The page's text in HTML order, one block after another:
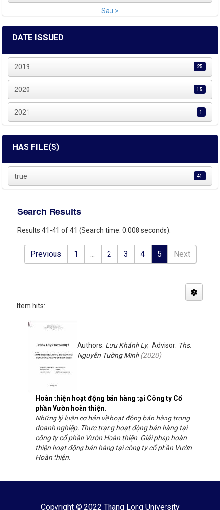
Sau >
DATE ISSUED
2019 25
2020 15
2021 1
HAS FILE(S)
true 41
Search Results
Results 41-41 of 41 (Search time: 0.008 seconds).
Previous 1 ... 2 3 4 5 Next
Item hits:
Hoàn thiện hoạt động bán hàng tại Công ty Cổ
phần Vườn hoàn thiện.
Authors: Lưu Khánh Ly; Advisor: Ths.
Nguyễn Tường Minh (2020)
Những lý luận cơ bản về hoạt động bán hàng trong
doanh nghiệp. Thực trạng hoạt động bán hàng tại
công ty cổ phần Vườn Hoàn thiện. Giải pháp hoàn
thiện hoạt động bán hàng tại công ty cổ phần Vườn
Hoàn thiện.
Copyright © 2022 Thang Long University